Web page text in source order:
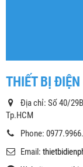
THIẾT BỊ
Địa chỉ: Số 40/
Tp.HCM
Phone:
Email: